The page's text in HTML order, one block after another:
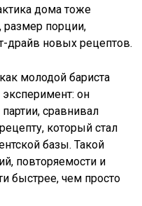
дома тоже
размер порции,
драйв новых рецептов.
молодой бариста
он
сравнивал
который стал
базы. Такой
повторяемости и
быстрее, чем просто